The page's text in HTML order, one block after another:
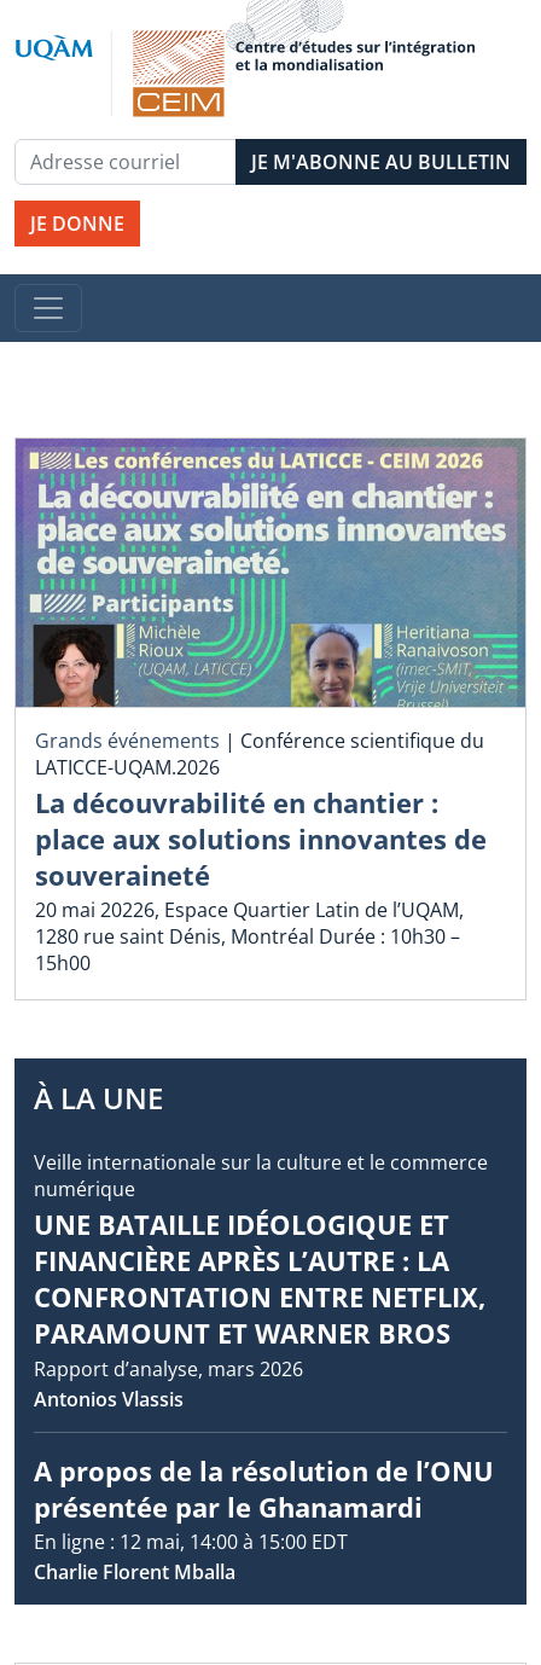
JE DONNE
Grands événements | Conférence scientifique du
LATICCE-UQAM.2026
La découvrabilité en chantier :
place aux solutions innovantes de
souveraineté
20 mai 20226, Espace Quartier Latin de l’UQAM,
1280 rue saint Dénis, Montréal Durée : 10h30 –
15h00
À LA UNE
Veille internationale sur la culture et le commerce
numérique
UNE BATAILLE IDÉOLOGIQUE ET
FINANCIÈRE APRÈS L’AUTRE : LA
CONFRONTATION ENTRE NETFLIX,
PARAMOUNT ET WARNER BROS
Rapport d’analyse, mars 2026
Antonios Vlassis
A propos de la résolution de l’ONU
présentée par le Ghanamardi
En ligne : 12 mai, 14:00 à 15:00 EDT
Charlie Florent Mballa